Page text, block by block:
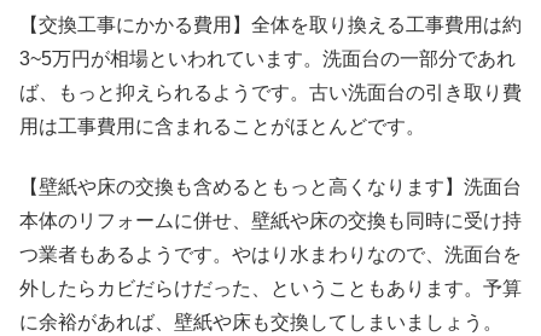
【交換工事にかかる費用】全体を取り換える工事費用は約
3~5万円が相場といわれています。洗面台の一部分であれ
ば、もっと抑えられるようです。古い洗面台の引き取り費
用は工事費用に含まれることがほとんどです。
【壁紙や床の交換も含めるともっと高くなります】洗面台
本体のリフォームに併せ、壁紙や床の交換も同時に受け持
つ業者もあるようです。やはり水まわりなので、洗面台を
外したらカビだらけだった、ということもあります。予算
に余裕があれば、壁紙や床も交換してしまいましょう。